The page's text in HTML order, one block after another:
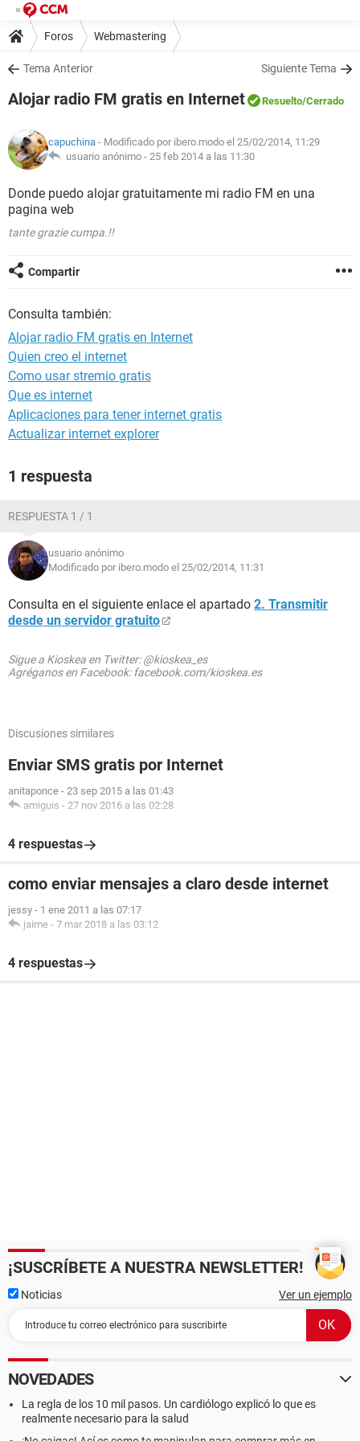
Foros Webmastering
Tema Anterior Siguiente Tema
Alojar radio FM gratis en Internet Resuelto/Cerrado
capuchina - Modificado por ibero.modo el 25/02/2014, 11:29
usuario anónimo - 25 feb 2014 a las 11:30
Donde puedo alojar gratuitamente mi radio FM en una
pagina web
tante grazie cumpa.!!
Compartir
Consulta también:
Alojar radio FM gratis en Internet
Quien creo el internet
Como usar stremio gratis
Que es internet
Aplicaciones para tener internet gratis
Actualizar internet explorer
1 respuesta
RESPUESTA 1 / 1
usuario anónimo
Modificado por ibero.modo el 25/02/2014, 11:31
Consulta en el siguiente enlace el apartado 2. Transmitir
desde un servidor gratuito
Sigue a Kioskea en Twitter: @kioskea_es
Agréganos en Facebook: facebook.com/kioskea.es
Discusiones similares
Enviar SMS gratis por Internet
anitaponce - 23 sep 2015 a las 01:43
amiguis - 27 nov 2016 a las 02:28
4 respuestas
como enviar mensajes a claro desde internet
jessy - 1 ene 2011 a las 07:17
jaime - 7 mar 2018 a las 03:12
4 respuestas
¡SUSCRÍBETE A NUESTRA NEWSLETTER!
Noticias Ver un ejemplo
NOVEDADES
La regla de los 10 mil pasos. Un cardiólogo explicó lo que es
realmente necesario para la salud